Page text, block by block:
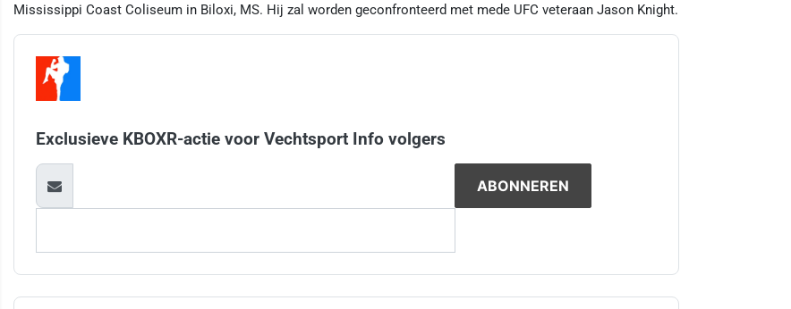
Mississippi Coast Coliseum in Biloxi, MS. Hij zal worden geconfronteerd met mede UFC veteraan Jason Knight.
Exclusieve KBOXR-actie voor Vechtsport Info volgers